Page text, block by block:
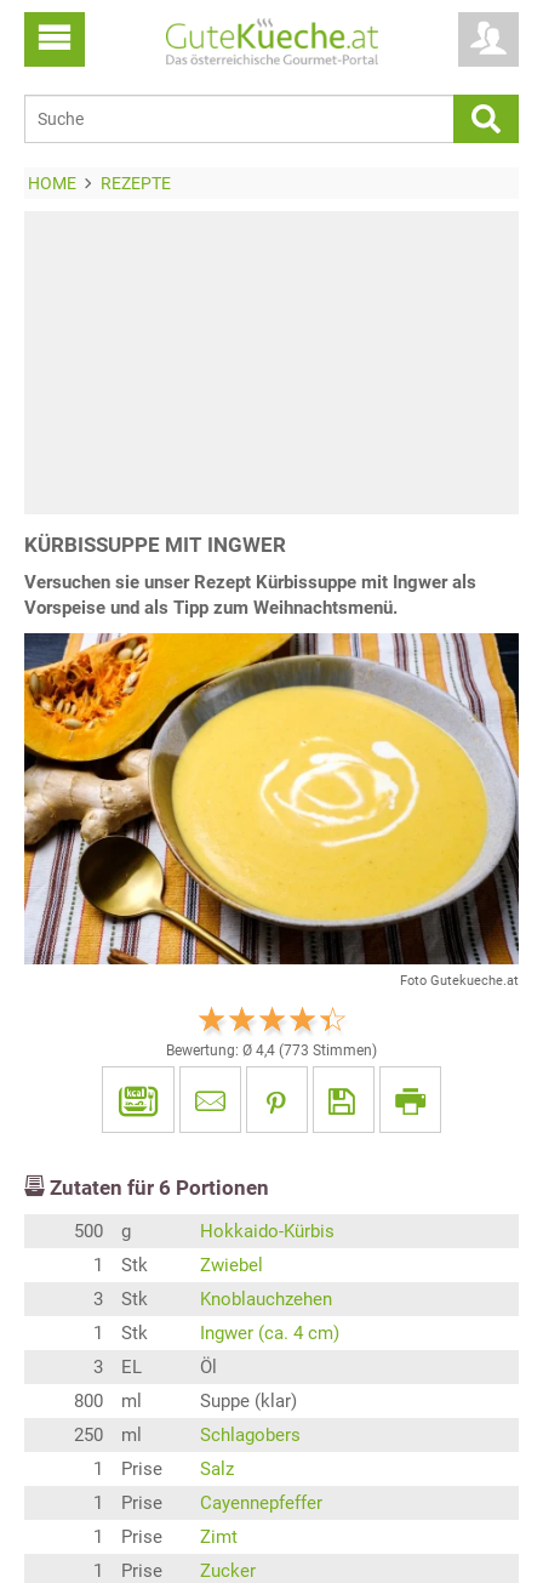
HOME REZEPTE
KÜRBISSUPPE MIT INGWER
Versuchen sie unser Rezept Kürbissuppe mit Ingwer als
Vorspeise und als Tipp zum Weihnachtsmenü.
Foto Gutekueche.at
Bewertung: Ø 4,4 (773 Stimmen)
Zutaten für 6 Portionen
500 g
Hokkaido-Kürbis
1
Stk
Zwiebel
3
Stk
Knoblauchzehen
1
Stk
Ingwer (ca. 4 cm)
3
EL
Öl
800
ml
Suppe (klar)
250
ml
Schlagobers
1
Prise
Salz
1
Prise
Cayennepfeffer
1
Prise
Zimt
1
Prise Zucker